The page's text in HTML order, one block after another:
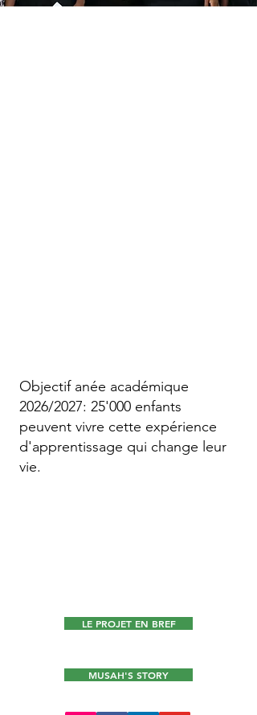
Objectif anée académique
2026/2027: 25'000 enfants
peuvent vivre cette expérience
d'apprentissage qui change leur
vie.
LE PROJET EN BREF
MUSAH'S STORY